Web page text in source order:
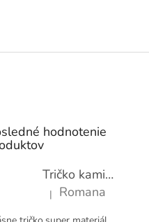
hodnotenie
Tričko kamióny pre chlapcov - novinka (98-134)
Hodnotenie produktu je
| Romana